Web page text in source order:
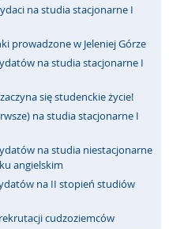
na studia stacjonarne I
prowadzone w Jeleniej Górze
na studia stacjonarne I
się studenckie życie!
na studia stacjonarne I
na studia niestacjonarne
angielskim
na II stopień studiów
cudzoziemców